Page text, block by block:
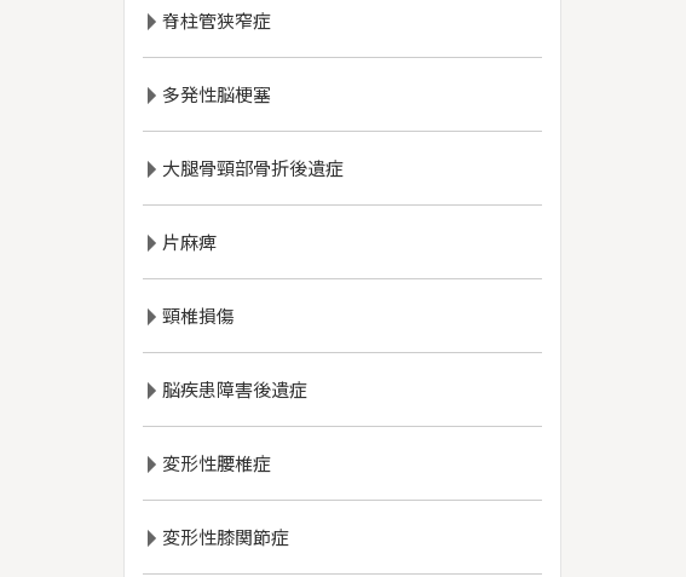
脊柱管狭窄症
多発性脳梗塞
大腿骨頸部骨折後遺症
片麻痺
頸椎損傷
脳疾患障害後遺症
変形性腰椎症
変形性膝関節症